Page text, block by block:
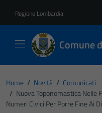
Regione Lombardia
Comune
Home / Novità / Comunicati
/ Nuova Toponomastica Nelle
Numeri Civici Per Porre Fine Ai